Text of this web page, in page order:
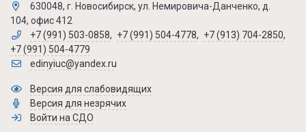
630048, г. Новосибирск, ул. Немировича-Данченко, д.
104, офис 412
+7 (991) 503-0858, +7 (991) 504-4778, +7 (913) 704-2850,
+7 (991) 504-4779
edinyiuc@yandex.ru
Версия для слабовидящих
Версия для незрячих
Войти на СДО